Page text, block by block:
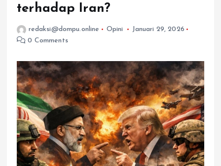
terhadap Iran?
redaksi@dompu.online Opini
Januari 29, 2026
0 Comments